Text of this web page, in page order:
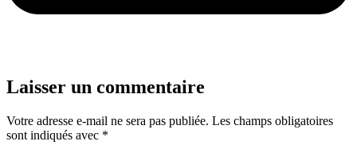
Laisser un commentaire
Votre adresse e-mail ne sera pas publiée. Les champs obligatoires
sont indiqués avec *